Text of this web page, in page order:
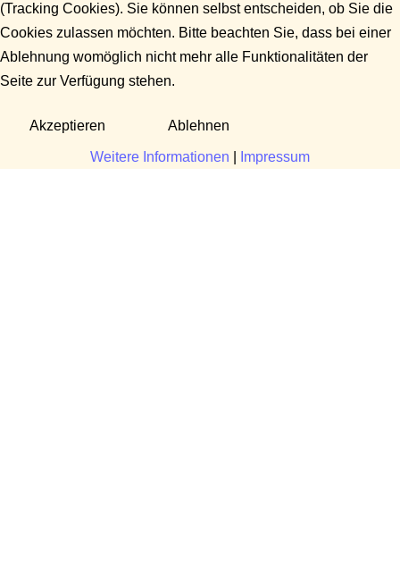
(Tracking Cookies). Sie können selbst entscheiden, ob Sie die
Cookies zulassen möchten. Bitte beachten Sie, dass bei einer
Ablehnung womöglich nicht mehr alle Funktionalitäten der
Seite zur Verfügung stehen.
Akzeptieren Ablehnen
Weitere Informationen Impressum